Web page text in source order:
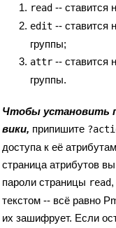
read -- ставится
edit -- ставится
группы;
attr -- ставится
группы.
Чтобы установить
вики, припишите
доступа к её
страница атрибутов
пароли страницы read,
текстом -- всё равно
их зашифрует. Если